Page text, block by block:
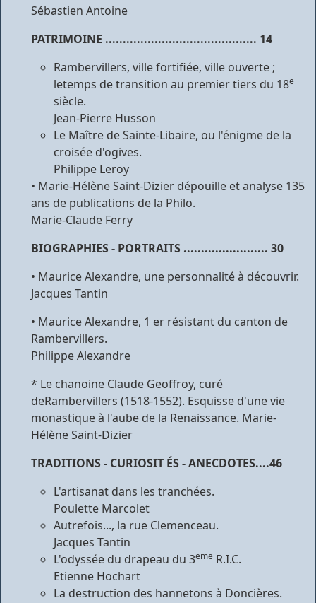
Sébastien Antoine
PATRIMOINE ........................................... 14
Rambervillers, ville fortifiée, ville ouverte ;
letemps de transition au premier tiers du 18e
siècle.
Jean-Pierre Husson
Le Maître de Sainte-Libaire, ou l'énigme de la
croisée d'ogives.
Philippe Leroy
• Marie-Hélène Saint-Dizier dépouille et analyse 135
ans de publications de la Philo.
Marie-Claude Ferry
BIOGRAPHIES - PORTRAITS ........................ 30
• Maurice Alexandre, une personnalité à découvrir.
Jacques Tantin
• Maurice Alexandre, 1 er résistant du canton de
Rambervillers.
Philippe Alexandre
* Le chanoine Claude Geoffroy, curé
deRambervillers (1518-1552). Esquisse d'une vie
monastique à l'aube de la Renaissance. Marie-
Hélène Saint-Dizier
TRADITIONS - CURIOSIT ÉS - ANECDOTES....46
L'artisanat dans les tranchées.
Poulette Marcolet
Autrefois..., la rue Clemenceau.
Jacques Tantin
L'odyssée du drapeau du 3eme R.I.C.
Etienne Hochart
La destruction des hannetons à Doncières.